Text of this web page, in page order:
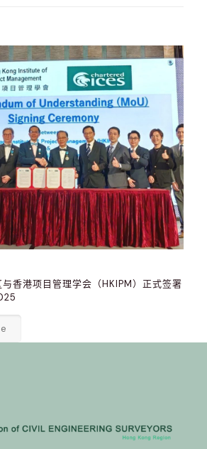
香港项目管理学会（HKIPM）正式签署